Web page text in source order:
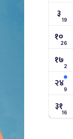
३ 19
१०26
१७2
२४9
३१16